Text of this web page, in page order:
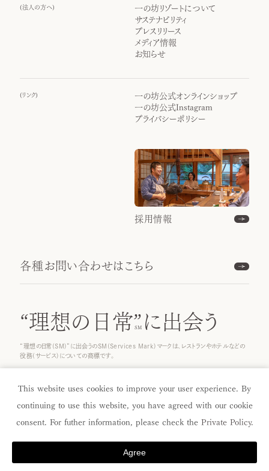
(法人の方へ)
一の坊リゾートについて
サステナビリティ
プレスリリース
メディア情報
お知らせ
( リンク)
一の坊公式オンラインショップ
一の坊公式Instagram
プライバシーポリシー
採用情報
各種お問い合わせはこちら
“理想の日常”に出会う
“理想の日常(SM)”に出会うのSM(Services Mark)マークは、レストランやホテルなどの
役務(サービス)についての商標です。
This website uses cookies to improve your user experience. By
continuing to use this website, you have agreed with our cookie
consent. For futher information, please check the Private Policy.
Agree